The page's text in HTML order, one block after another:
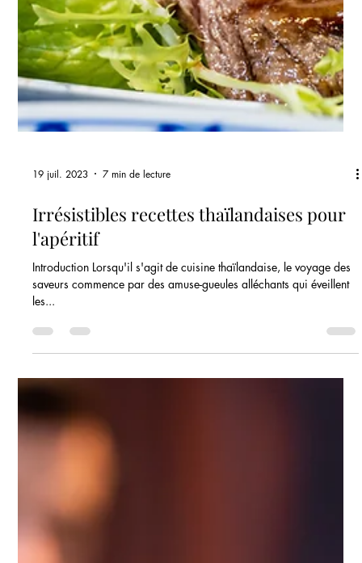
Introduction Les herbes thaïlandaises sont appréciées depuis des
siècles pour leurs propriétés médicinales et jouent un rôle
important...